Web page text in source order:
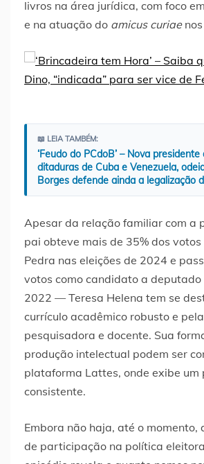
livros na área jurídica, com foco
e na atuação do amicus curiaenos
📖 LEIA TAMBÉM:
‘Feudo do PCdoB’ – Nova
ditaduras de Cuba e Venezuela,
Borges defende ainda a legalização
Apesar da relação familiar com a
pai obteve mais de 35% dos
Pedra nas eleições de 2024 e
votos como candidato a
2022 — Teresa Helena tem se
currículo acadêmico robusto e
pesquisadora e docente. Sua
produção intelectual podem ser
plataforma Lattes, onde exibe um
consistente.
Embora não haja, até o momento,
de participação na política